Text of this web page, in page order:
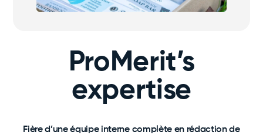
ProMerit’s
expertise
Fière d’une équipe interne complète en rédaction de